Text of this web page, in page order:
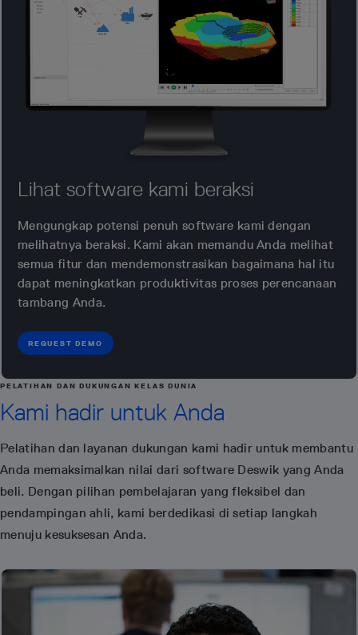
Lihat software kami beraksi
Mengungkap potensi penuh software kami dengan
melihatnya beraksi. Kami akan memandu Anda melihat
semua fitur dan mendemonstrasikan bagaimana hal itu
dapat meningkatkan produktivitas proses perencanaan
tambang Anda.
REQUEST DEMO
PELATIHAN DAN DUKUNGAN KELAS DUNIA
Kami hadir untuk Anda
Pelatihan dan layanan dukungan kami hadir untuk membantu
Anda memaksimalkan nilai dari software Deswik yang Anda
beli. Dengan pilihan pembelajaran yang fleksibel dan
pendampingan ahli, kami berdedikasi di setiap langkah
menuju kesuksesan Anda.